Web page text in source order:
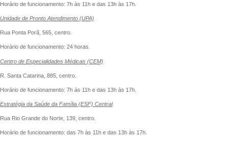
Horário de funcionamento: 7h às 11h e das 13h às 17h.
Unidade de Pronto Atendimento (UPA)
Rua Ponta Porã, 565, centro.
Horário de funcionamento: 24 horas.
Centro de Especialidades Médicas (CEM)
R. Santa Catarina, 885, centro.
Horário de funcionamento: 7h às 11h e das 13h às 17h.
Estratégia da Saúde da Família (ESF) Central
Rua Rio Grande do Norte, 139, centro.
Horário de funcionamento: das 7h às 11h e das 13h às 17h.